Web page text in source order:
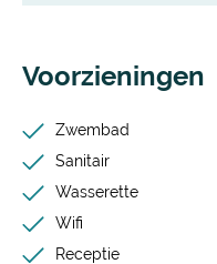
Voorzieningen
Zwembad
Sanitair
Wasserette
Wifi
Receptie